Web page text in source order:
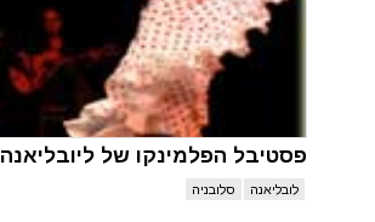
פסטיבל הפלמינקו של ליובליאנה
לובליאנה סלובניה